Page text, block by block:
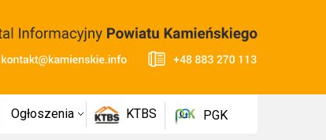
Ogłoszenia KTBS PGK